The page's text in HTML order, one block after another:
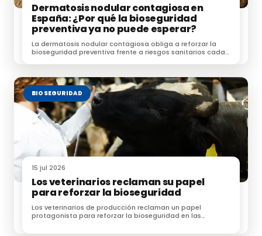
Dermatosis nodular contagiosa en
España: ¿Por qué la bioseguridad
preventiva ya no puede esperar?
La dermatosis nodular contagiosa obliga a reforzar la
bioseguridad preventiva frente a riesgos sanitarios cada
BIOSEGURIDAD
15 jul 2026
Los veterinarios reclaman su papel
para reforzar la bioseguridad
Los veterinarios de producción reclaman un papel
protagonista para reforzar la bioseguridad en las